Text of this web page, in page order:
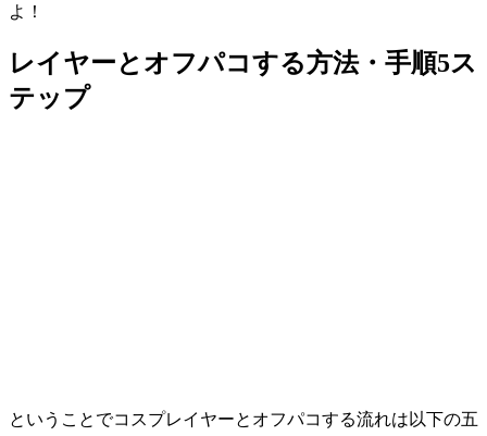
よ！
レイヤーとオフパコする方法・手順5ス
テップ
ということでコスプレイヤーとオフパコする流れは以下の五